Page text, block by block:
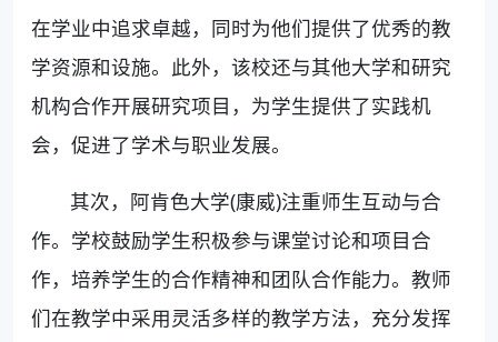
在学业中追求卓越，同时为他们提供了优秀的教
学资源和设施。此外，该校还与其他大学和研究
机构合作开展研究项目，为学生提供了实践机
会，促进了学术与职业发展。
其次，阿肯色大学(康威)注重师生互动与合
作。学校鼓励学生积极参与课堂讨论和项目合
作，培养学生的合作精神和团队合作能力。教师
们在教学中采用灵活多样的教学方法，充分发挥